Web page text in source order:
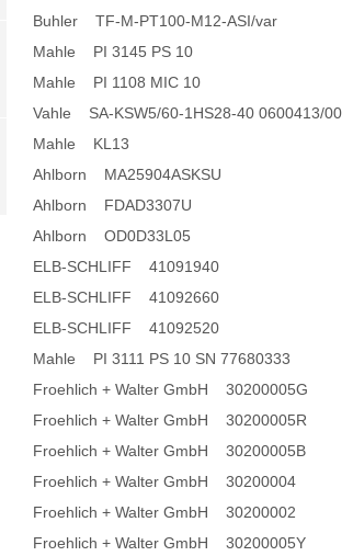
Buhler TF-M-PT100-M12-ASI/var
Mahle PI 3145 PS 10
Mahle PI 1108 MIC 10
Vahle SA-KSW5/60-1HS28-40 0600413/00
Mahle KL13
Ahlborn MA25904ASKSU
Ahlborn FDAD3307U
Ahlborn OD0D33L05
ELB-SCHLIFF 41091940
ELB-SCHLIFF 41092660
ELB-SCHLIFF 41092520
Mahle PI 3111 PS 10 SN 77680333
Froehlich + Walter GmbH 30200005G
Froehlich + Walter GmbH 30200005R
Froehlich + Walter GmbH 30200005B
Froehlich + Walter GmbH 30200004
Froehlich + Walter GmbH 30200002
Froehlich + Walter GmbH 30200005Y